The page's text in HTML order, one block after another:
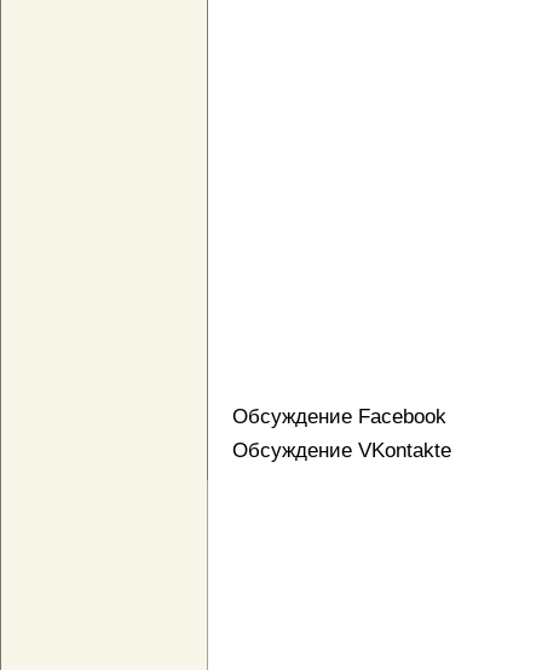
Обсуждение Facebook
Обсуждение VKontakte